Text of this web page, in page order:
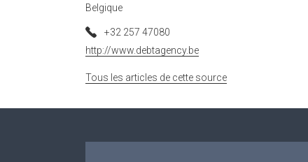
Belgique
+32 257 47080
http://www.debtagency.be
Tous les articles de cette source